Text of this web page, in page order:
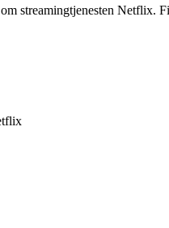
streamingtjenesten Netflix.